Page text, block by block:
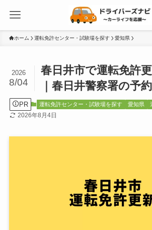
ホーム 運転免許センター・試験場を探す 愛知県
春日井市で運転免許
｜春日井警察署の予
2026
8/04
PR 運転免許センター・試験場を探す 愛知県
2026年8月4日